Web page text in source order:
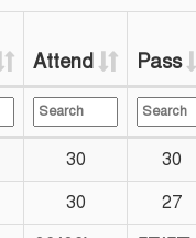
Attend Pass
30 30
30 27